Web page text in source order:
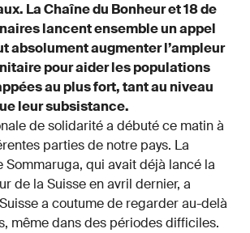
La Chaîne du Bonheur et 18 de
lancent ensemble un appel
absolument augmenter l’ampleur
pour aider les populations
au plus fort, tant au niveau
leur subsistance.
de solidarité a débuté ce matin à
parties de notre pays. La
Sommaruga, qui avait déjà lancé la
de la Suisse en avril dernier, a
a coutume de regarder au-delà
même dans des périodes difficiles.